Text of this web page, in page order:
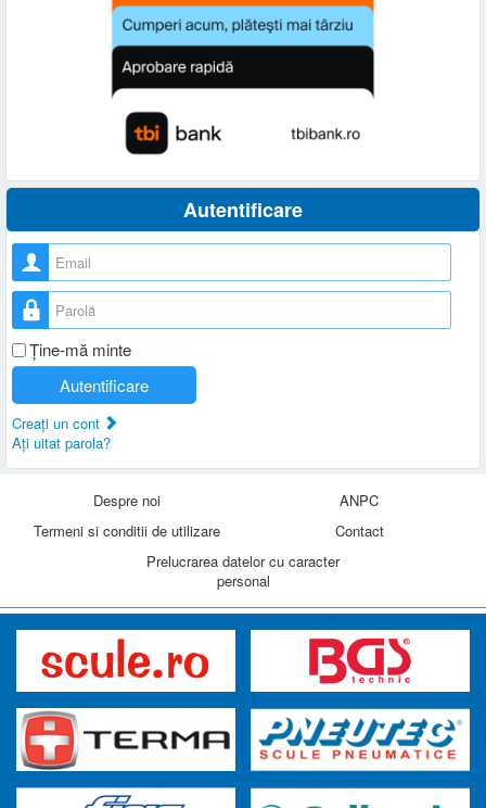
Autentificare
Nume utilizator
Parolă
Ţine-mă minte
Autentificare
Creaţi un cont
Aţi uitat parola?
Despre noi
ANPC
Termeni si conditii de utilizare
Contact
Prelucrarea datelor cu caracter
personal